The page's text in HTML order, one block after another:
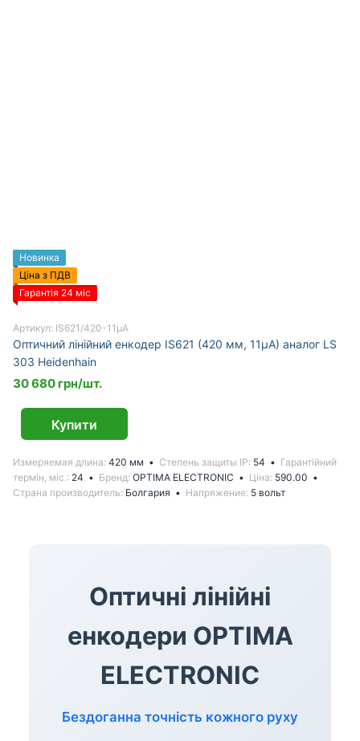
Новинка
Ціна з ПДВ
Гарантія 24 міс
Артикул: IS621/420-11µA
Оптичний лінійний енкодер IS621 (420 мм, 11µA) аналог LS
303 Heidenhain
30 680 грн/шт.
Купити
Измеряемая длина 420 мм Степень защиты IP 54
Гарантійний
термін, міс. 24 Бренд OPTIMA ELECTRONIC Ціна 590.00
Страна производитель Болгария Напряжение 5 вольт
Оптичні лінійні
енкодери OPTIMA
ELECTRONIC
Бездоганна точність кожного руху